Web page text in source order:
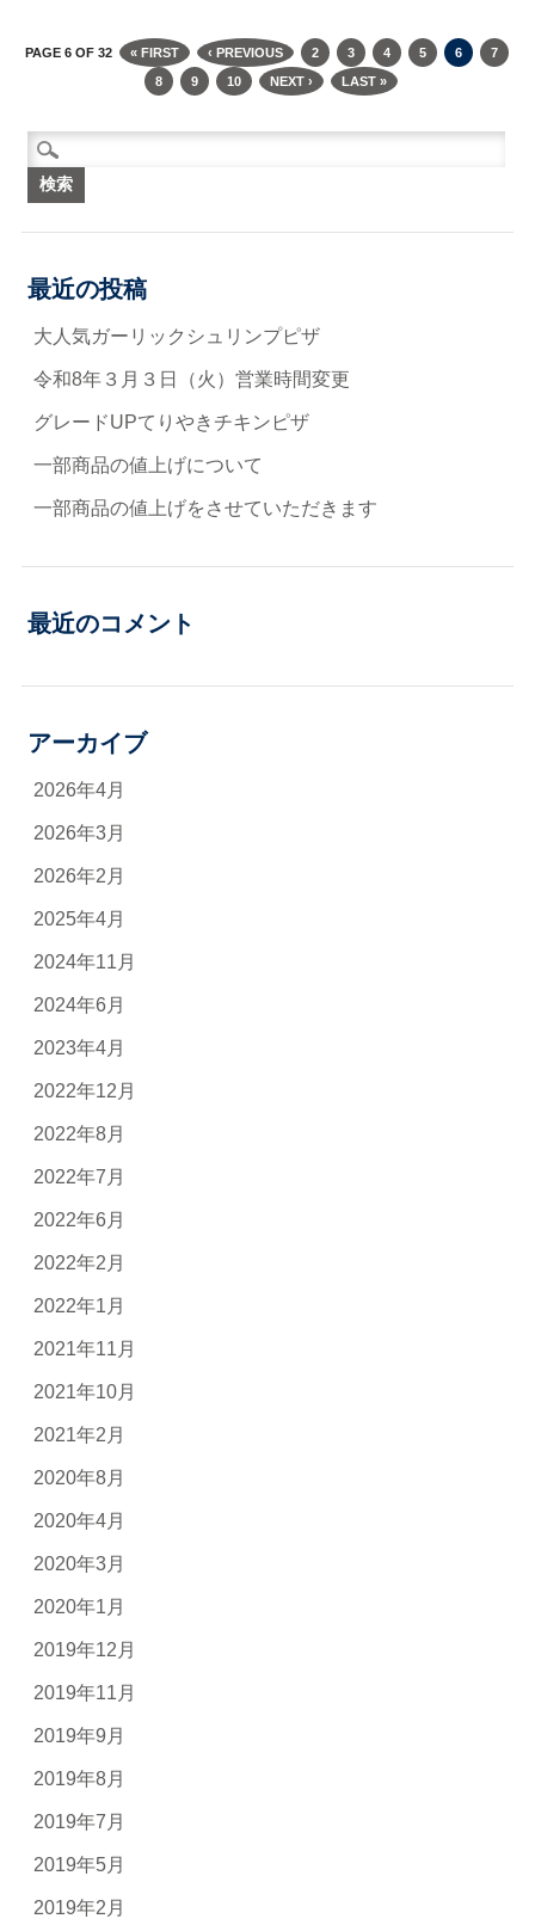
PAGE 6 OF 32 « FIRST ‹ PREVIOUS 2 3 4 5 6
7
8
9 10 NEXT › LAST »
検索:
最近の投稿
大人気ガーリックシュリンプピザ
令和8年３月３日（火）営業時間変更
グレードUPてりやきチキンピザ
一部商品の値上げについて
一部商品の値上げをさせていただきます
最近のコメント
アーカイブ
2026年4月
2026年3月
2026年2月
2025年4月
2024年11月
2024年6月
2023年4月
2022年12月
2022年8月
2022年7月
2022年6月
2022年2月
2022年1月
2021年11月
2021年10月
2021年2月
2020年8月
2020年4月
2020年3月
2020年1月
2019年12月
2019年11月
2019年9月
2019年8月
2019年7月
2019年5月
2019年2月